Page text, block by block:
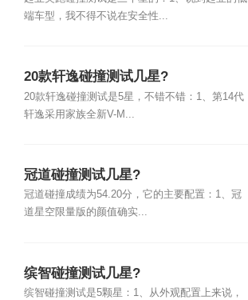
端车型，我不得不说在安全性...
20款轩逸碰撞测试几星?
20款轩逸碰撞测试是5星，不错不错：1、第14代
轩逸采用家族全新V-M...
冠道碰撞测试几星?
冠道碰撞成绩为54.20分，它的主要配置：1、冠
道星空限量版的颜值确实...
缤智碰撞测试几星?
缤智碰撞测试是5颗星：1、从外观配置上来说，